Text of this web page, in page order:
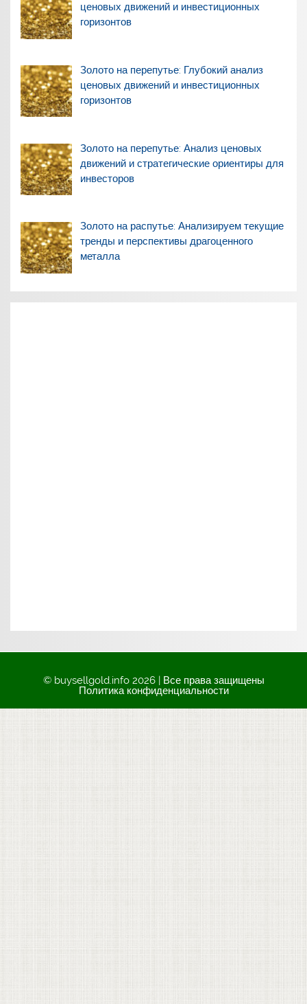
ценовых движений и инвестиционных
горизонтов
Золото на перепутье: Глубокий анализ
ценовых движений и инвестиционных
горизонтов
Золото на перепутье: Анализ ценовых
движений и стратегические ориентиры для
инвесторов
Золото на распутье: Анализируем текущие
тренды и перспективы драгоценного
металла
© buysellgold.info 2026 | Все права защищены
Политика конфиденциальности